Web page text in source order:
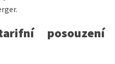
posouzení